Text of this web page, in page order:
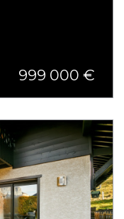
999 000 €